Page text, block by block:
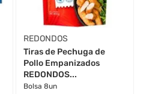
REDONDOS
Tiras de Pechuga de
Pollo Empanizados
REDONDOS...
Bolsa 8un